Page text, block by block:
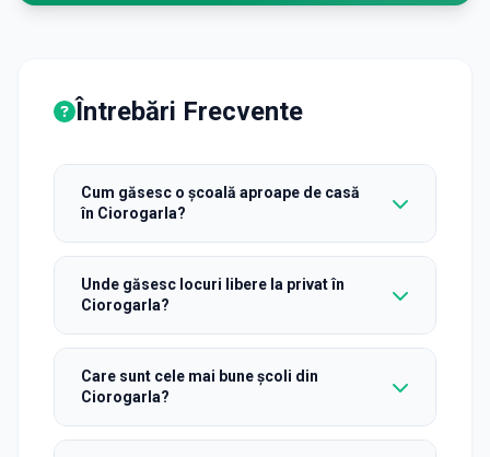
Întrebări Frecvente
Cum găsesc o școală aproape de casă
în Ciorogarla?
Unde găsesc locuri libere la privat în
Ciorogarla?
Care sunt cele mai bune școli din
Ciorogarla?